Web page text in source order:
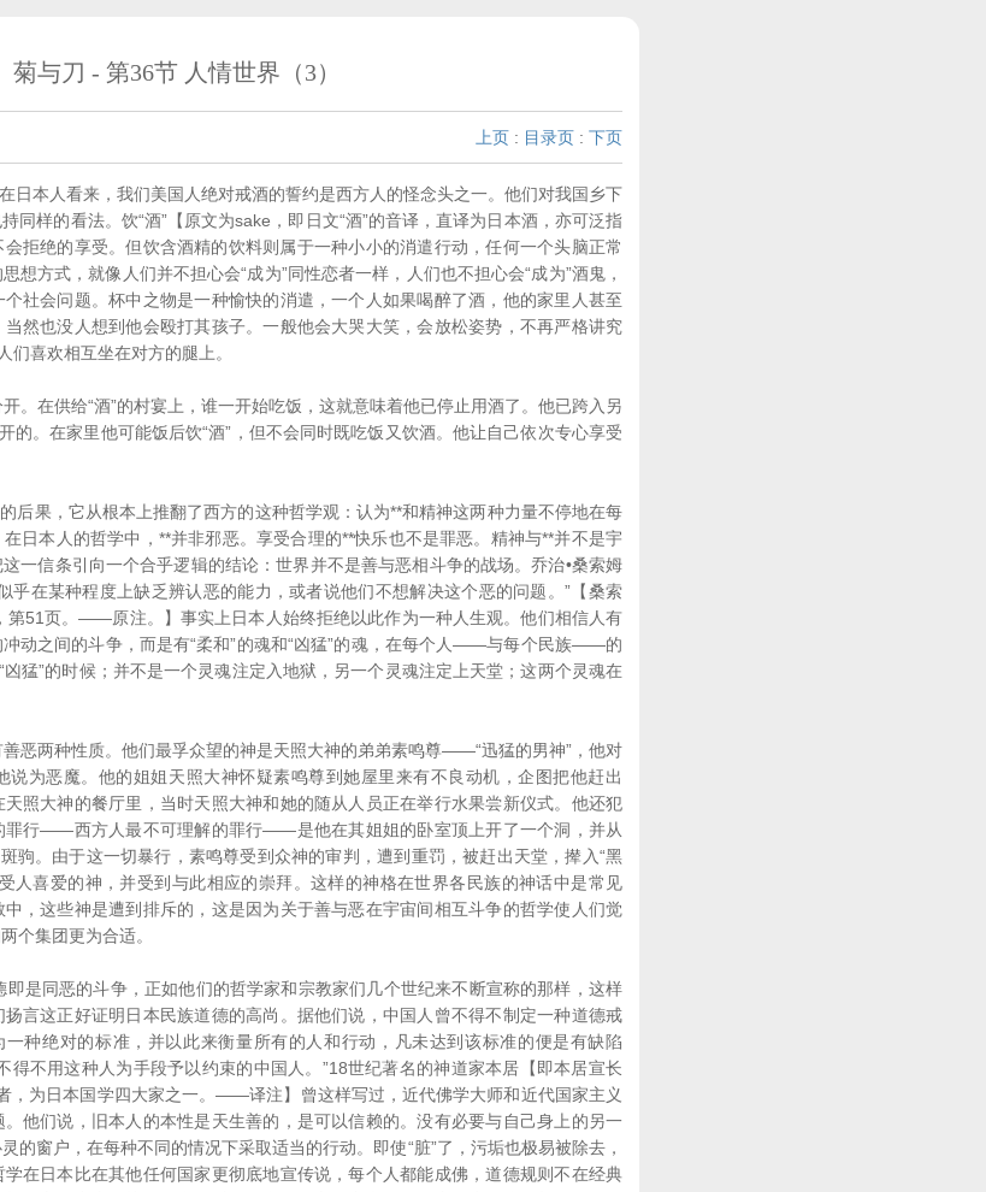
菊与刀 - 第36节 人情世界（3）
上页 : 目录页 : 下页
日本人看来，我们美国人绝对戒酒的誓约是西方人的怪念头之一。他们对我国乡下
同样的看法。饮“酒”【原文为sake，即日文“酒”的音译，直译为日本酒，亦可泛指
拒绝的享受。但饮含酒精的饮料则属于一种小小的消遣行动，任何一个头脑正常
想方式，就像人们并不担心会“成为”同性恋者一样，人们也不担心会“成为”酒鬼，
社会问题。杯中之物是一种愉快的消遣，一个人如果喝醉了酒，他的家里人甚至
然也没人想到他会殴打其孩子。一般他会大哭大笑，会放松姿势，不再严格讲究
们喜欢相互坐在对方的腿上。
。在供给“酒”的村宴上，谁一开始吃饭，这就意味着他已停止用酒了。他已跨入另
的。在家里他可能饭后饮“酒”，但不会同时既吃饭又饮酒。他让自己依次专心享受
后果，它从根本上推翻了西方的这种哲学观：认为**和精神这两种力量不停地在每
日本人的哲学中，**并非邪恶。享受合理的**快乐也不是罪恶。精神与**并不是宇
一信条引向一个合乎逻辑的结论：世界并不是善与恶相斗争的战场。乔治•桑索姆
乎在某种程度上缺乏辨认恶的能力，或者说他们不想解决这个恶的问题。”【桑索
第51页。——原注。】事实上日本人始终拒绝以此作为一种人生观。他们相信人有
动之间的斗争，而是有“柔和”的魂和“凶猛”的魂，在每个人——与每个民族——的
凶猛”的时候；并不是一个灵魂注定入地狱，另一个灵魂注定上天堂；这两个灵魂在
恶两种性质。他们最孚众望的神是天照大神的弟弟素鸣尊——“迅猛的男神”，他对
说为恶魔。他的姐姐天照大神怀疑素鸣尊到她屋里来有不良动机，企图把他赶出
照大神的餐厅里，当时天照大神和她的随从人员正在举行水果尝新仪式。他还犯
罪行——西方人最不可理解的罪行——是他在其姐姐的卧室顶上开了一个洞，并从
驹。由于这一切暴行，素鸣尊受到众神的审判，遭到重罚，被赶出天堂，撵入“黑
人喜爱的神，并受到与此相应的崇拜。这样的神格在世界各民族的神话中是常见
，这些神是遭到排斥的，这是因为关于善与恶在宇宙间相互斗争的哲学使人们觉
个集团更为合适。
是同恶的斗争，正如他们的哲学家和宗教家们几个世纪来不断宣称的那样，这样
言这正好证明日本民族道德的高尚。据他们说，中国人曾不得不制定一种道德戒
绝对的标准，并以此来衡量所有的人和行动，凡未达到该标准的便是有缺陷
得不用这种人为手段予以约束的中国人。”18世纪著名的神道家本居【即本居宣长
，为日本国学四大家之一。——译注】曾这样写过，近代佛学大师和近代国家主义
他们说，旧本人的本性是天生善的，是可以信赖的。没有必要与自己身上的另一
的窗户，在每种不同的情况下采取适当的行动。即使“脏”了，污垢也极易被除去，
在日本比在其他任何国家更彻底地宣传说，每个人都能成佛，道德规则不在经典